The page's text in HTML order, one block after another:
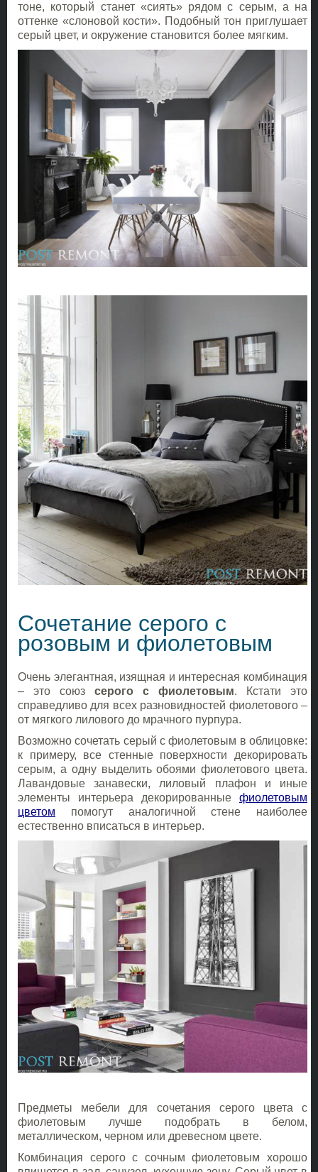
тоне, который станет «сиять» рядом с серым, а на
оттенке «слоновой кости». Подобный тон приглушает
серый цвет, и окружение становится более мягким.
Сочетание серого с
розовым и фиолетовым
Очень элегантная, изящная и интересная комбинация
– это союз серого с фиолетовым. Кстати это
справедливо для всех разновидностей фиолетового –
от мягкого лилового до мрачного пурпура.
Возможно сочетать серый с фиолетовым в облицовке:
к примеру, все стенные поверхности декорировать
серым, а одну выделить обоями фиолетового цвета.
Лавандовые занавески, лиловый плафон и иные
элементы интерьера декорированные фиолетовым
цветом помогут аналогичной стене наиболее
естественно вписаться в интерьер.
Предметы мебели для сочетания серого цвета с
фиолетовым лучше подобрать в белом,
металлическом, черном или древесном цвете.
Комбинация серого с сочным фиолетовым хорошо